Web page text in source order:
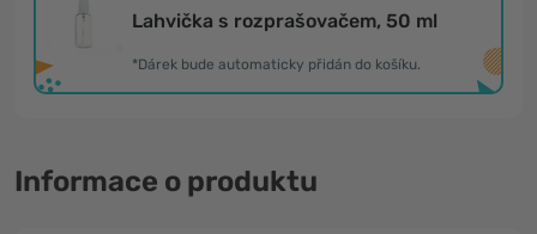
Lahvička s rozprašovačem, 50 ml
*Dárek bude automaticky přidán do košíku.
Informace o produktu